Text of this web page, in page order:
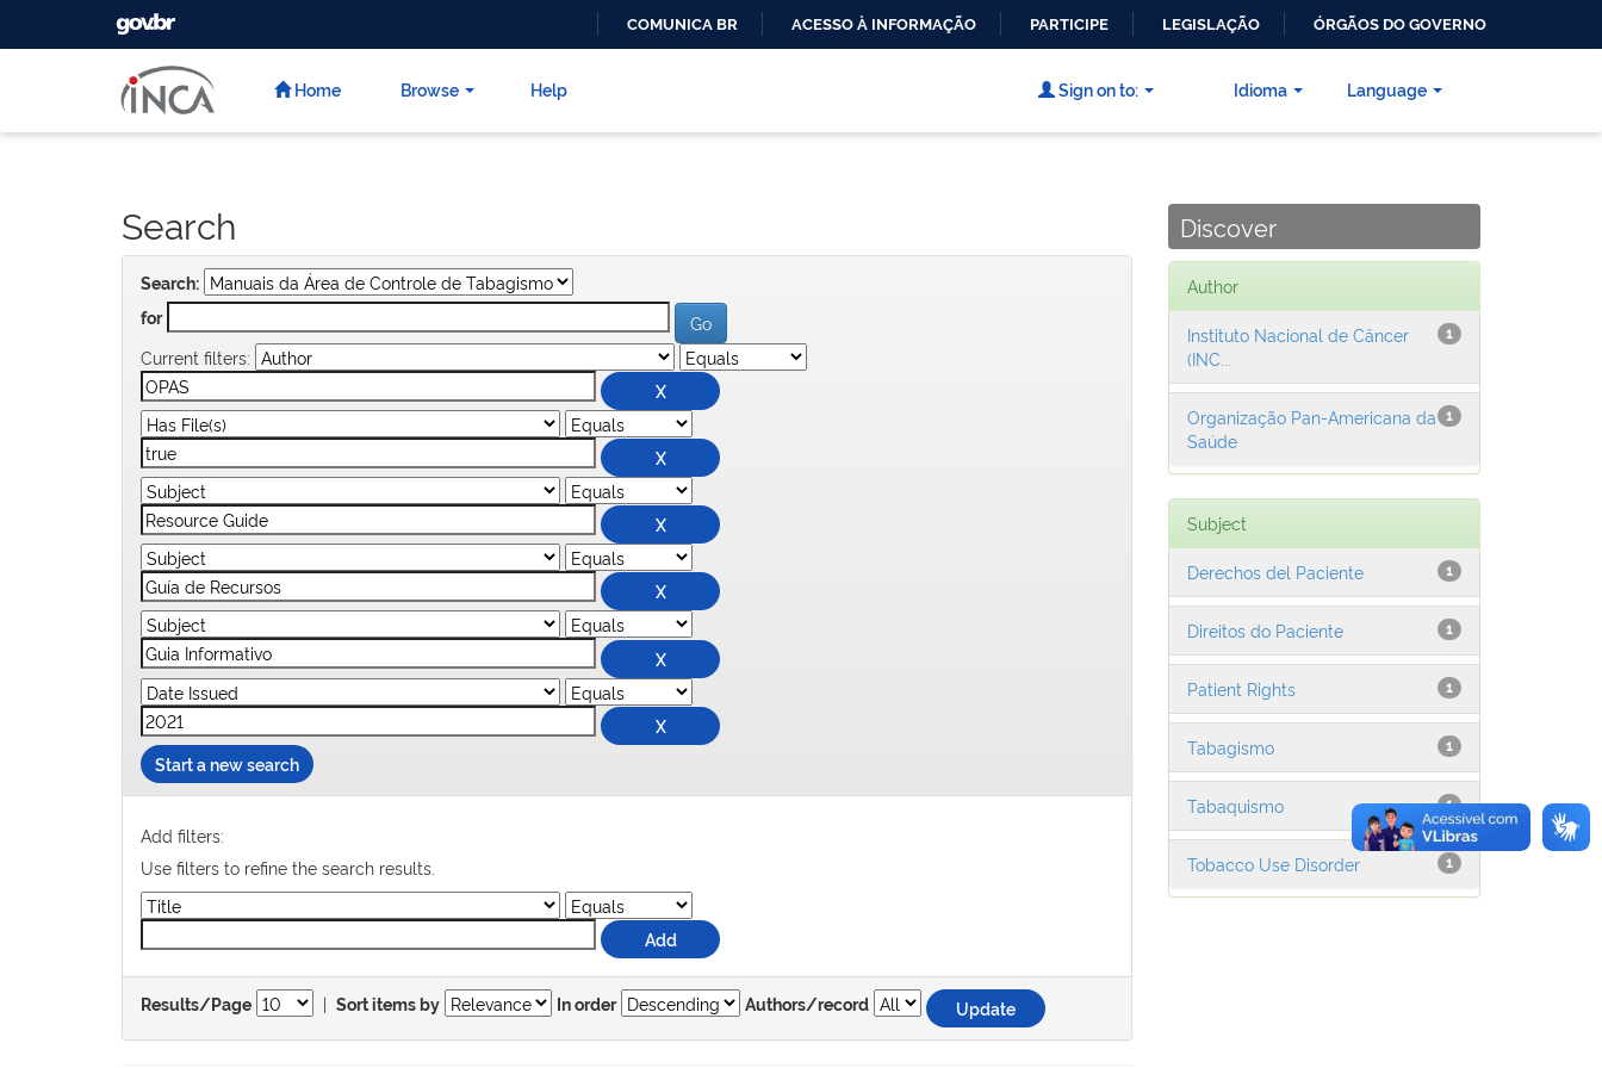
CONTEÚDO
GOVBR
COMUNICA BR ACESSO À INFORMAÇÃO PARTICIPE LEGISLAÇÃO ÓRGÃOS DO GOVERNO
Home Browse Help Language
Sign on to: Idioma
Search
Search:
for
Current filters:
Start a new search
Add filters:
Use filters to refine the search results.
Results/Page | Sort items by In order Authors/record
Discover
Author
1
Instituto Nacional de Câncer
(INC...
1
Organização Pan-Americana da
Saúde
Subject
1
Derechos del Paciente
1
Direitos do Paciente
1
Patient Rights
1
Tabagismo
1
Tabaquismo
1
Tobacco Use Disorder